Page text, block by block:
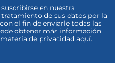
en nuestra
de sus datos por la
el fin de enviarle todas las
obtener más información
de privacidad aquí.